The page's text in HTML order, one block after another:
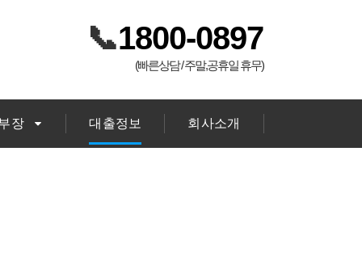
📞1800-0897
(빠른상담 / 주말,공휴일 휴무)
장 대출정보 회사소개